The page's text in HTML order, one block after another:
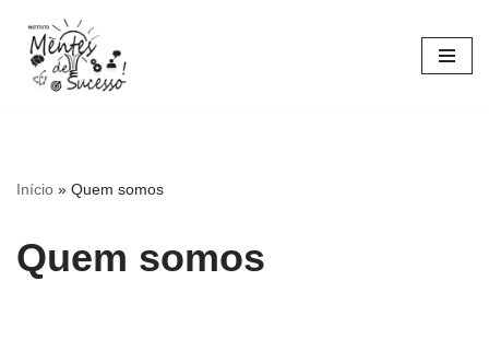
Pular
para
Início » Quem somos
Quem somos